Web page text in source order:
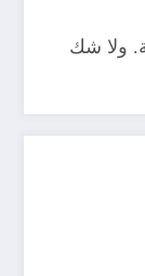
في البطولة. ولا شك